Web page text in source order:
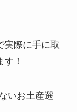
実際に手に取
！
いお土産選